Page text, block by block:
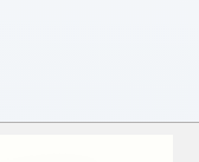
Viele